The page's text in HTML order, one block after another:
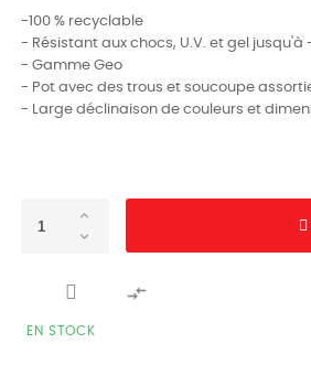
-100 % recyclable
- Résistant aux chocs, U.V. et gel jusqu'à
- Gamme Geo
- Pot avec des trous et soucoupe
- Large déclinaison de couleurs et

EN STOCK